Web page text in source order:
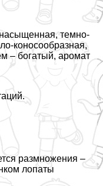
насыщенная, темно-
коносообразная,
– богатый, аромат
размножения –
лопаты